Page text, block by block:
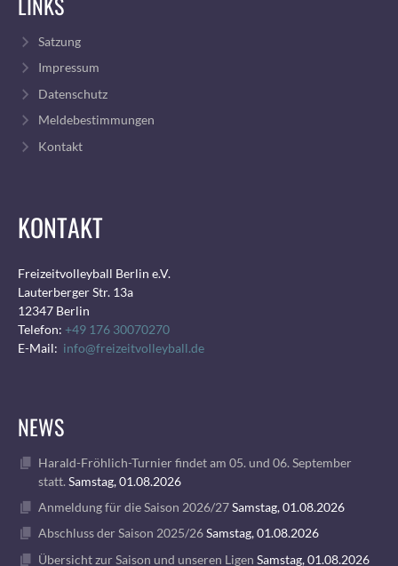
Satzung
Impressum
Datenschutz
Meldebestimmungen
Kontakt
KONTAKT
Freizeitvolleyball Berlin e.V.
Lauterberger Str. 13a
12347 Berlin
Telefon: +49 176 30070270
E-Mail: info@freizeitvolleyball.de
NEWS
Harald-Fröhlich-Turnier findet am 05. und 06. September
statt. Samstag, 01.08.2026
Anmeldung für die Saison 2026/27Samstag, 01.08.2026
Abschluss der Saison 2025/26Samstag, 01.08.2026
Übersicht zur Saison und unseren Ligen Samstag, 01.08.2026